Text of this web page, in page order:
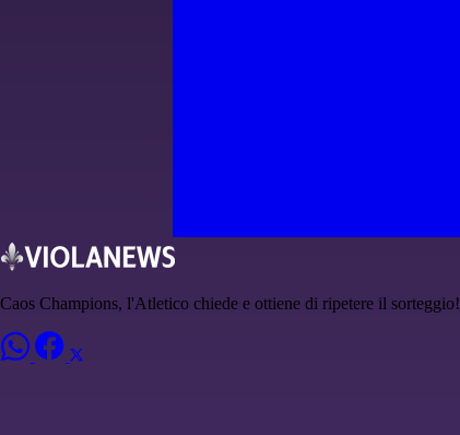
Caos Champions, l'Atletico chiede e ottiene di ripetere il sorteggio!